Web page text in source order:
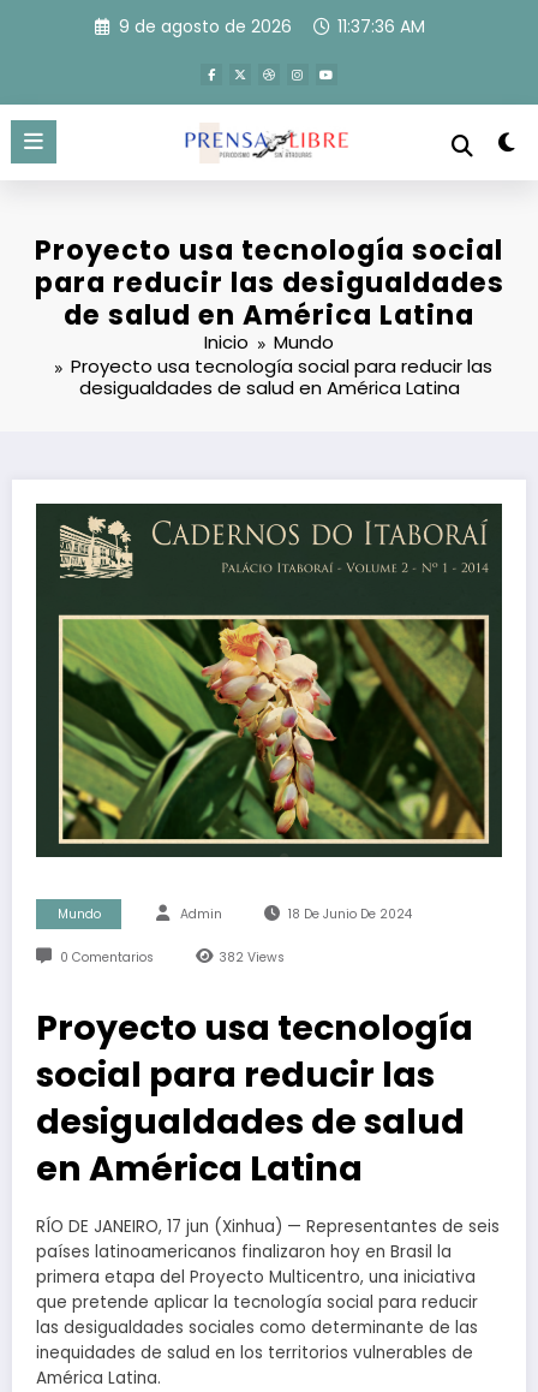
9 de agosto de 2026 11:37:37 AM
Proyecto usa tecnología social
para reducir las desigualdades
de salud en América Latina
Inicio
Mundo
Proyecto usa tecnología social para reducir las
desigualdades de salud en América Latina
Mundo Admin 18 De Junio De 2024
0 Comentarios 382 Views
Proyecto usa tecnología
social para reducir las
desigualdades de salud
en América Latina
RÍO DE JANEIRO, 17 jun (Xinhua) — Representantes de seis
países latinoamericanos finalizaron hoy en Brasil la
primera etapa del Proyecto Multicentro, una iniciativa
que pretende aplicar la tecnología social para reducir
las desigualdades sociales como determinante de las
inequidades de salud en los territorios vulnerables de
América Latina.